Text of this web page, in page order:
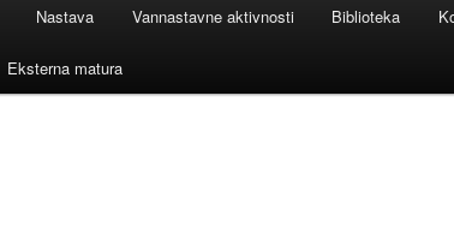
Nastava Vannastavne aktivnosti Biblioteka
Eksterna matura